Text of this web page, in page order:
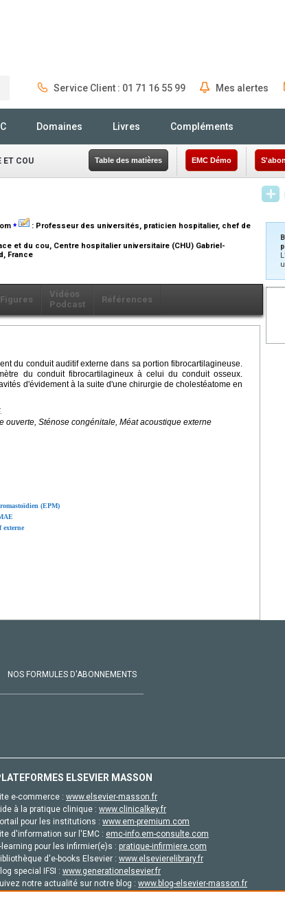
Service Client : 01 71 16 55 99 Mes alertes
Domaines Livres Compléments
ET COU Table des matières EMC Démo
⁎ : Professeur des universités, praticien hospitalier, chef de
et du cou, Centre hospitalier universitaire (CHU) Gabriel-
France
Figures
Vidéos
Podcast
Références
du conduit auditif externe dans sa portion fibrocartilagineuse.
du conduit fibrocartilagineux à celui du conduit osseux.
d'évidement à la suite d'une chirurgie de cholestéatome en
ouverte, Sténose congénitale, Méat acoustique externe
(EPM)
externe
NOS FORMULES D'ABONNEMENTS
ELSEVIER MASSON
e-commerce : www.elsevier-masson.fr
à la pratique clinique : www.clinicalkey.fr
pour les institutions : www.em-premium.com
d'information sur l'EMC : emc-info.em-consulte.com
learning pour les infirmier(e)s : pratique-infirmiere.com
d'e-books Elsevier : www.elsevierelibrary.fr
special IFSI : www.generationelsevier.fr
notre actualité sur notre blog : www.blog-elsevier-masson.fr